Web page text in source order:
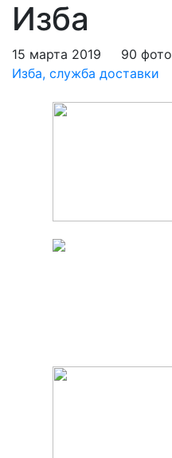
Изба
15 марта 2019 90 фото
Изба, служба доставки